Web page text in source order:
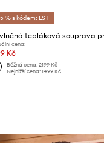
% s kódem: LST
cena:
Kč
Běžná cena: 2199 Kč
Nejnižší cena: 1499 Kč